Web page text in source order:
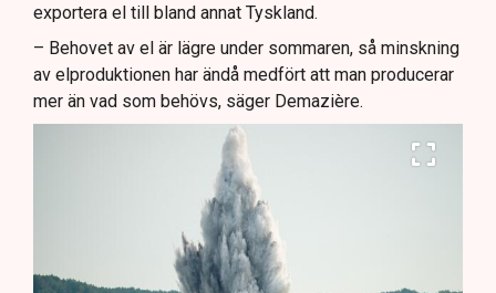
exportera el till bland annat Tyskland.
– Behovet av el är lägre under sommaren, så minskning
av elproduktionen har ändå medfört att man producerar
mer än vad som behövs, säger Demazière.